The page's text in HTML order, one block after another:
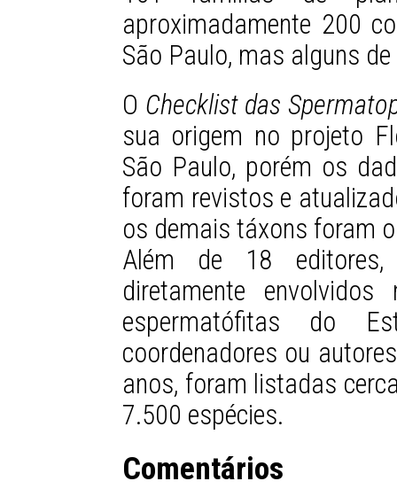
aproximadamente 200
São Paulo, mas alguns
O Checklist das
sua origem no projeto
São Paulo, porém os
foram revistos e
os demais táxons foram
Além de 18 editores,
diretamente
espermatófitas do
coordenadores ou
anos, foram listadas
7.500 espécies.
Comentários